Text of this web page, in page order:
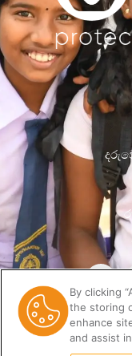
By clicking
the storing
enhance
and assist